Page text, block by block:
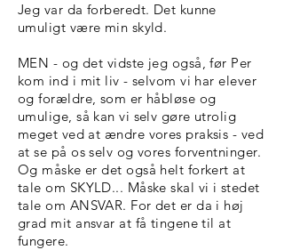
Jeg var da forberedt. Det kunne
umuligt være min skyld.
MEN - og det vidste jeg også, før Per
kom ind i mit liv - selvom vi har elever
og forældre, som er håbløse og
umulige, så kan vi selv gøre utrolig
meget ved at ændre vores praksis - ved
at se på os selv og vores forventninger.
Og måske er det også helt forkert at
tale om SKYLD... Måske skal vi i stedet
tale om ANSVAR. For det er da i høj
grad mit ansvar at få tingene til at
fungere.